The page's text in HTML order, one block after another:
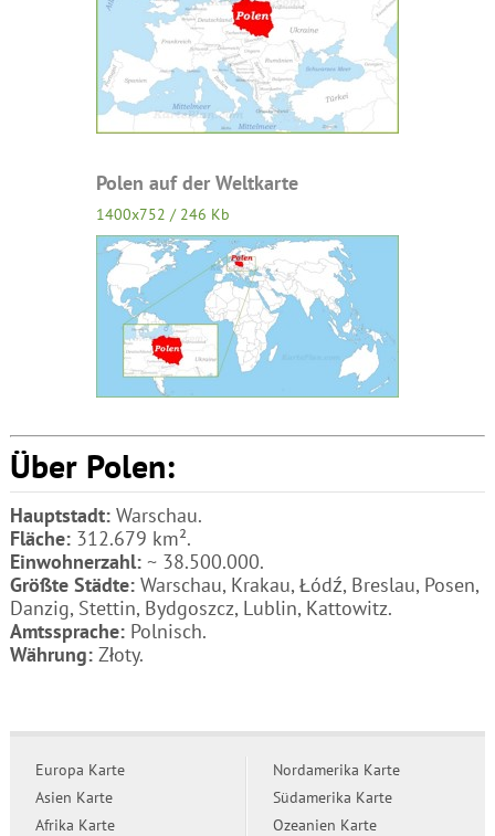
Polen auf der Weltkarte
1400x752 / 246 Kb
Über Polen:
Hauptstadt:Warschau.
Fläche:312.679 km².
Einwohnerzahl:~ 38.500.000.
Größte Städte:Warschau, Krakau, Łódź, Breslau, Posen,
Danzig, Stettin, Bydgoszcz, Lublin, Kattowitz.
Amtssprache:Polnisch.
Währung:Złoty.
Europa Karte
Asien Karte
Afrika Karte
Nordamerika Karte
Südamerika Karte
Ozeanien Karte